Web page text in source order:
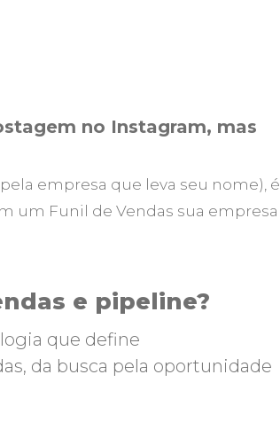
no Instagram, mas
empresa que leva seu nome), é
um Funil de Vendas sua empresa
e pipeline?
que define
da busca pela oportunidade